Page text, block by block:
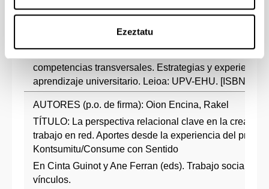
Ezeztatu
International Conference of Education, Research and
2018. Ibon Aranburu, María Beatriz Plaza, María
Insunza, Aitor Basañez
Inza-Bartolomé, Amaia (coord. edi.) (2018).
competencias transversales. Estrategias y
aprendizaje universitario. Leioa: UPV-EHU. [ISBN:
AUTORES (p.o. de firma): Oion Encina, Rakel
TÍTULO: La perspectiva relacional clave en la
trabajo en red. Aportes desde la experiencia del
Kontsumitu/Consume con Sentido
En Cinta Guinot y Ane Ferran (eds). Trabajo social:
vínculos.